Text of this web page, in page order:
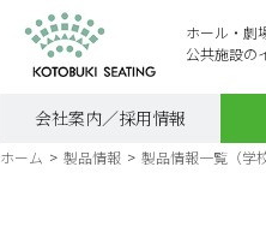
ホール・劇
公共施設の
会社案内／採用情報
ホーム > 製品情報 > 製品情報一覧（学校